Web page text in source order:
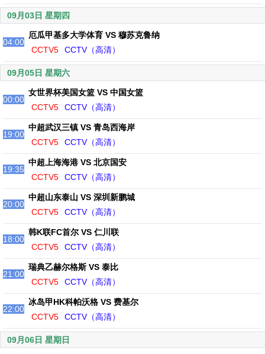
09月03日 星期四
04:00
厄瓜甲基多大学体育 VS 穆苏克鲁纳
CCTV5
CCTV（高清）
09月05日 星期六
00:00
女世界杯美国女篮 VS 中国女篮
CCTV5
CCTV（高清）
19:00
中超武汉三镇 VS 青岛西海岸
CCTV5
CCTV（高清）
19:35
中超上海海港 VS 北京国安
CCTV5
CCTV（高清）
20:00
中超山东泰山 VS 深圳新鹏城
CCTV5
CCTV（高清）
18:00
韩K联FC首尔 VS 仁川联
CCTV5
CCTV（高清）
21:00
瑞典乙赫尔格斯 VS 泰比
CCTV5
CCTV（高清）
22:00
冰岛甲HK科帕沃格 VS 费基尔
CCTV5
CCTV（高清）
09月06日 星期日